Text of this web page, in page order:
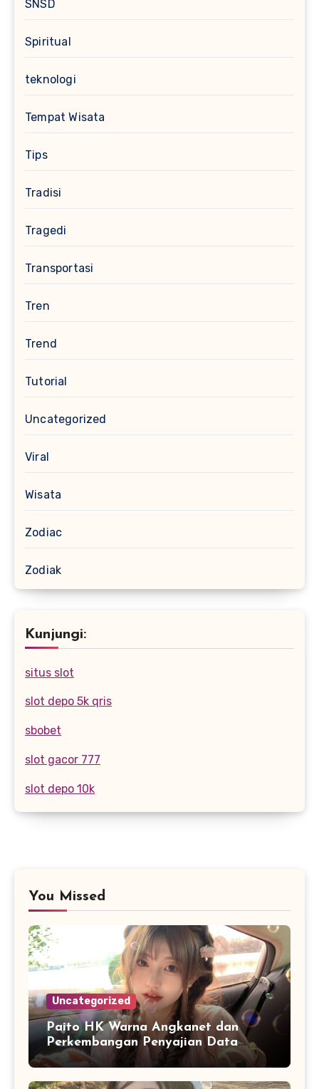
SNSD
Spiritual
teknologi
Tempat Wisata
Tips
Tradisi
Tragedi
Transportasi
Tren
Trend
Tutorial
Uncategorized
Viral
Wisata
Zodiac
Zodiak
Kunjungi:
situs slot
slot depo 5k qris
sbobet
slot gacor 777
slot depo 10k
You Missed
Uncategorized
Paito HK Warna Angkanet dan
Perkembangan Penyajian Data
Digital yang Lebih Mudah Dianalisis